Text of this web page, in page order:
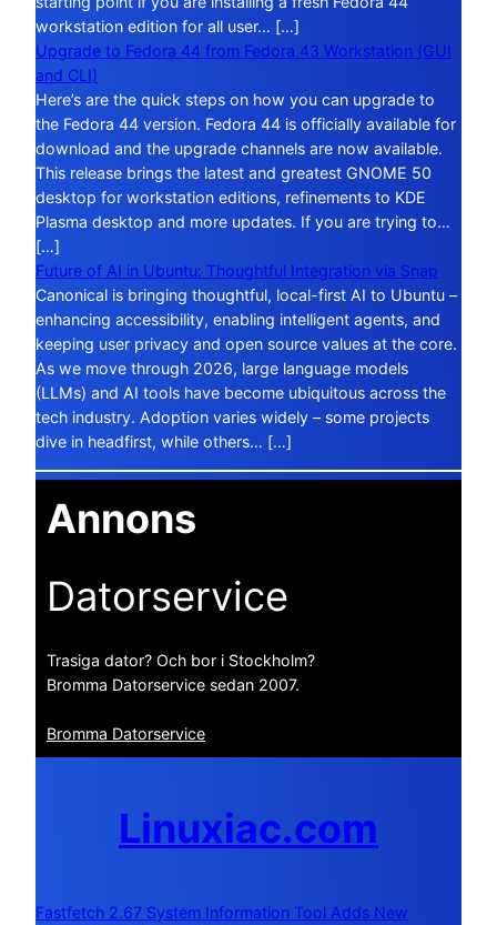
workstation edition for all user… […]
Upgrade to Fedora 44 from Fedora 43 Workstation (GUI
and CLI)
Here’s are the quick steps on how you can upgrade to
the Fedora 44 version. Fedora 44 is officially available for
download and the upgrade channels are now available.
This release brings the latest and greatest GNOME 50
desktop for workstation editions, refinements to KDE
Plasma desktop and more updates. If you are trying to…
[…]
Future of AI in Ubuntu: Thoughtful Integration via Snap
Canonical is bringing thoughtful, local-first AI to Ubuntu –
enhancing accessibility, enabling intelligent agents, and
keeping user privacy and open source values at the core.
As we move through 2026, large language models
(LLMs) and AI tools have become ubiquitous across the
tech industry. Adoption varies widely – some projects
dive in headfirst, while others… […]
Annons
Datorservice
Trasiga dator? Och bor i Stockholm?
Bromma Datorservice sedan 2007.
Bromma Datorservice
Linuxiac.com
Fastfetch 2.67 System Information Tool Adds New